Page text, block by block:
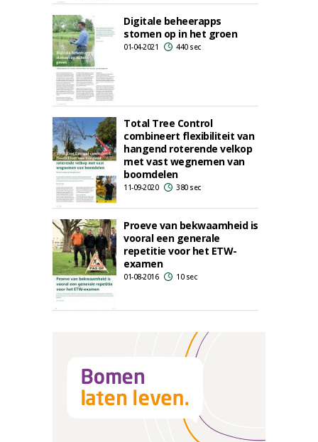
Digitale beheerapps
stomen op in het groen
01-04-2021 440 sec
Total Tree Control
combineert flexibiliteit van
hangend roterende velkop
met vast wegnemen van
boomdelen
11-09-2020 380 sec
Proeve van bekwaamheid is
vooral een generale
repetitie voor het ETW-
examen
01-08-2016 10 sec